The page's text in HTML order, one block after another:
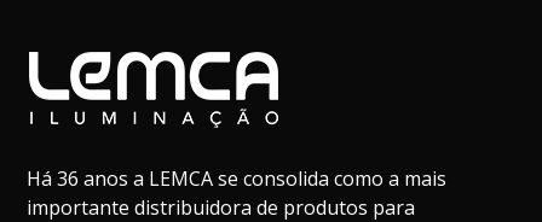
Há 36 anos a LEMCA se consolida como a mais
importante distribuidora de produtos para